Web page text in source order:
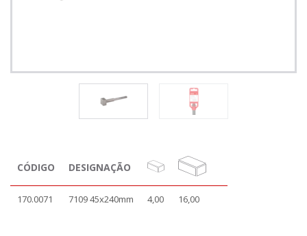
CÓDIGO DESIGNAÇÃO
170.0071 7109 45x240mm 4,00 16,00